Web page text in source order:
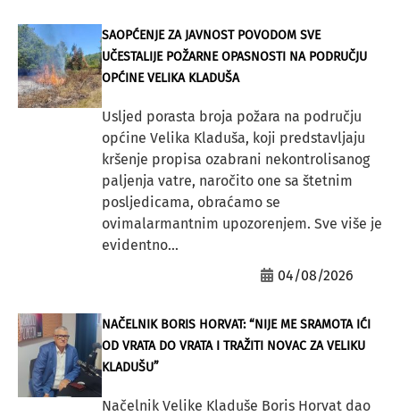
SAOPĆENJE ZA JAVNOST POVODOM SVE
UČESTALIJE POŽARNE OPASNOSTI NA PODRUČJU
OPĆINE VELIKA KLADUŠA
Usljed porasta broja požara na području
općine Velika Kladuša, koji predstavljaju
kršenje propisa ozabrani nekontrolisanog
paljenja vatre, naročito one sa štetnim
posljedicama, obraćamo se
ovimalarmantnim upozorenjem. Sve više je
evidentno...
04/08/2026
NAČELNIK BORIS HORVAT: “NIJE ME SRAMOTA IĆI
OD VRATA DO VRATA I TRAŽITI NOVAC ZA VELIKU
KLADUŠU”
Načelnik Velike Kladuše Boris Horvat dao